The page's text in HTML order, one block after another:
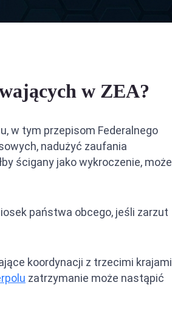
w ZEA?
w tym przepisom Federalnego
nadużyć zaufania
ścigany jako wykroczenie, może
państwa obcego, jeśli zarzut
koordynacji z trzecimi krajami
zatrzymanie może nastąpić